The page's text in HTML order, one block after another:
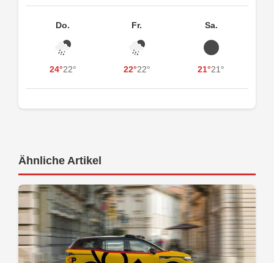
Do.
24°22°
Fr.
22°22°
Sa.
21°21°
Ähnliche Artikel